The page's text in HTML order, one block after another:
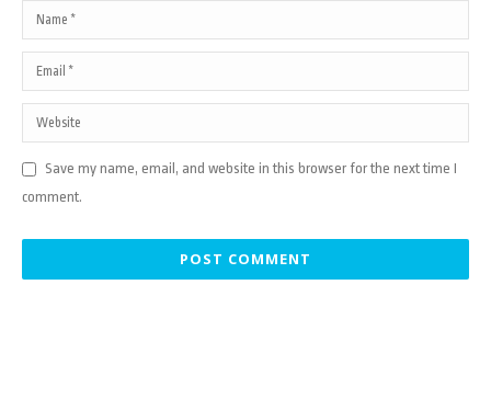
Save my name, email, and website in this browser for the next time I
comment.